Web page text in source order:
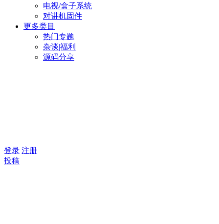
电视/盒子系统
对讲机固件
更多类目
热门专题
杂谈|福利
源码分享
登录 注册
投稿